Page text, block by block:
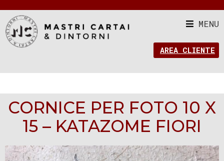
MENU
AREA CLIENTE
CORNICE PER FOTO 10 X
15 – KATAZOME FIORI